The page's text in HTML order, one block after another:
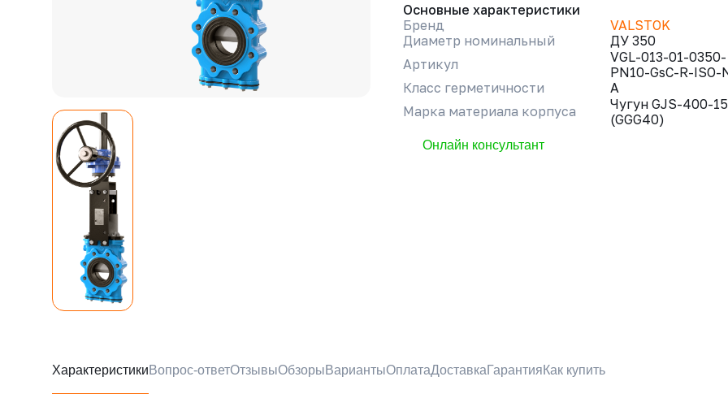
Основные характеристики
Бренд
VALSTOK
Диаметр номинальный
ДУ 350
Артикул
VGL-013-01-0350-
PN10-GsC-R-ISO-
Класс герметичности
A
Марка материала корпуса
Чугун GJS-400-15
(GGG40)
Онлайн консультант
Характеристики Вопрос-ответОтзывыОбзоры ВариантыОплатаДоставка Гарантия Как купить